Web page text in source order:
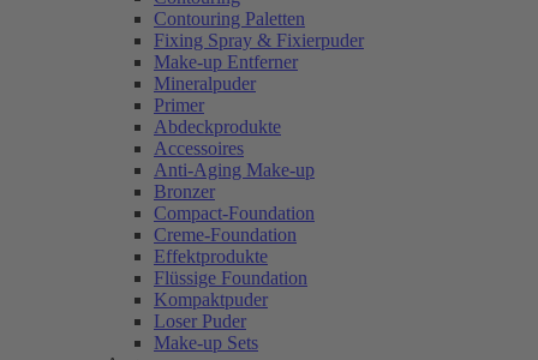
Contouring Paletten
Fixing Spray & Fixierpuder
Make-up Entferner
Mineralpuder
Primer
Abdeckprodukte
Accessoires
Anti-Aging Make-up
Bronzer
Compact-Foundation
Creme-Foundation
Effektprodukte
Flüssige Foundation
Kompaktpuder
Loser Puder
Make-up Sets